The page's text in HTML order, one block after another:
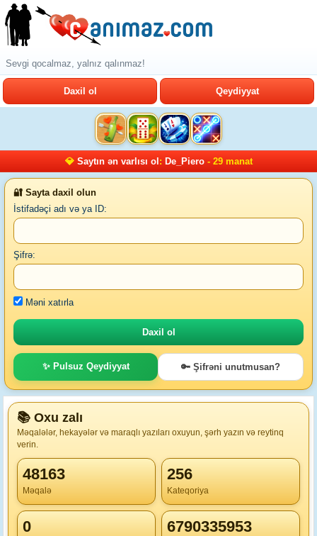
Sevgi qocalmaz, yalnız qalınmaz!
Daxil ol Qeydiyyat
💎 Saytın ən varlısı ol : De_Piero- 29 manat
🔐 Sayta daxil olun
İstifadəçi adı və ya ID:
Şifrə:
Məni xatırla
✨ Pulsuz Qeydiyyat 🔑 Şifrəni unutmusan?
📚 Oxu zalı
Məqalələr, hekayələr və maraqlı yazıları oxuyun, şərh yazın və reytinq
verin.
48163
Məqalə
256
Kateqoriya
0 6790335953